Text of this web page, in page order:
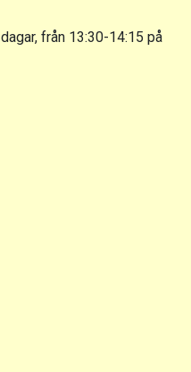
från 13:30-14:15 på